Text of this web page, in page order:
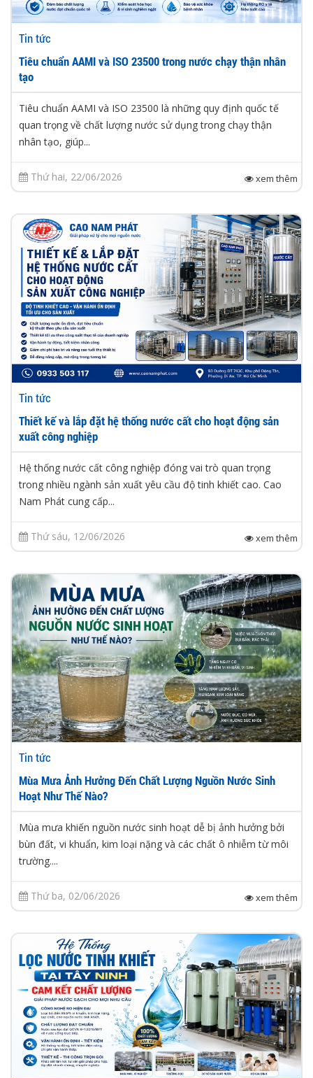
Tin tức
Tiêu chuẩn AAMI và ISO 23500 trong nước chạy thận nhân
tạo
Tiêu chuẩn AAMI và ISO 23500 là những quy định quốc tế
quan trọng về chất lượng nước sử dụng trong chạy thận
nhân tạo, giúp...
Thứ hai, 22/06/2026 xem thêm
Tin tức
Thiết kế và lắp đặt hệ thống nước cất cho hoạt động sản
xuất công nghiệp
Hệ thống nước cất công nghiệp đóng vai trò quan trọng
trong nhiều ngành sản xuất yêu cầu độ tinh khiết cao. Cao
Nam Phát cung cấp...
Thứ sáu, 12/06/2026 xem thêm
Tin tức
Mùa Mưa Ảnh Hưởng Đến Chất Lượng Nguồn Nước Sinh
Hoạt Như Thế Nào?
Mùa mưa khiến nguồn nước sinh hoạt dễ bị ảnh hưởng bởi
bùn đất, vi khuẩn, kim loại nặng và các chất ô nhiễm từ môi
trường....
Thứ ba, 02/06/2026 xem thêm